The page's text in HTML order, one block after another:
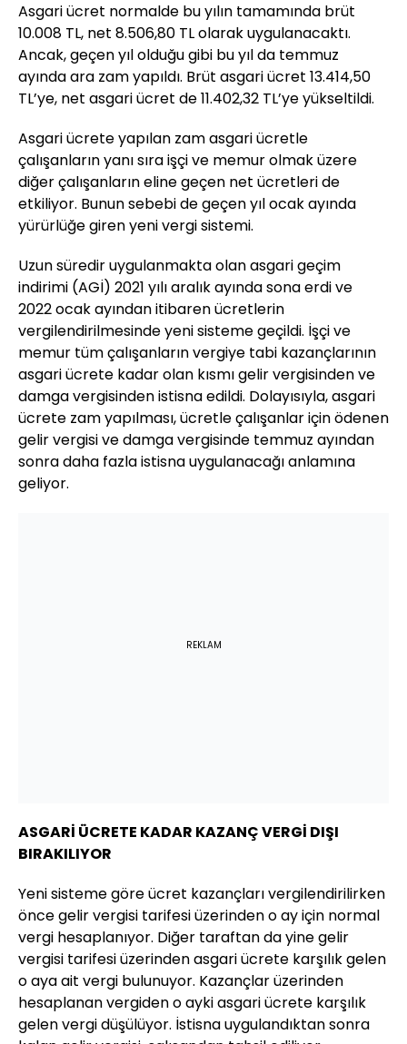
Asgari ücret normalde bu yılın tamamında brüt
10.008 TL, net 8.506,80 TL olarak uygulanacaktı.
Ancak, geçen yıl olduğu gibi bu yıl da temmuz
ayında ara zam yapıldı. Brüt asgari ücret 13.414,50
TL’ye, net asgari ücret de 11.402,32 TL’ye yükseltildi.
Asgari ücrete yapılan zam asgari ücretle
çalışanların yanı sıra işçi ve memur olmak üzere
diğer çalışanların eline geçen net ücretleri de
etkiliyor. Bunun sebebi de geçen yıl ocak ayında
yürürlüğe giren yeni vergi sistemi.
Uzun süredir uygulanmakta olan asgari geçim
indirimi (AGİ) 2021 yılı aralık ayında sona erdi ve
2022 ocak ayından itibaren ücretlerin
vergilendirilmesinde yeni sisteme geçildi. İşçi ve
memur tüm çalışanların vergiye tabi kazançlarının
asgari ücrete kadar olan kısmı gelir vergisinden ve
damga vergisinden istisna edildi. Dolayısıyla, asgari
ücrete zam yapılması, ücretle çalışanlar için ödenen
gelir vergisi ve damga vergisinde temmuz ayından
sonra daha fazla istisna uygulanacağı anlamına
geliyor.
REKLAM
ASGARİ ÜCRETE KADAR KAZANÇ VERGİ DIŞI
BIRAKILIYOR
Yeni sisteme göre ücret kazançları vergilendirilirken
önce gelir vergisi tarifesi üzerinden o ay için normal
vergi hesaplanıyor. Diğer taraftan da yine gelir
vergisi tarifesi üzerinden asgari ücrete karşılık gelen
o aya ait vergi bulunuyor. Kazançlar üzerinden
hesaplanan vergiden o ayki asgari ücrete karşılık
gelen vergi düşülüyor. İstisna uygulandıktan sonra